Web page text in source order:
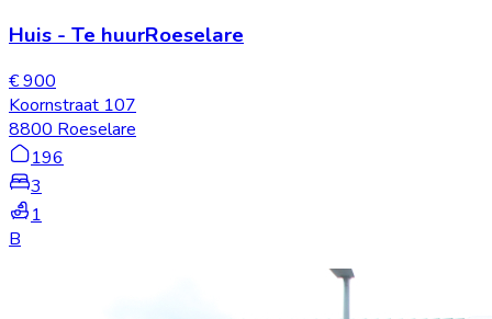
Huis - Te huurRoeselare
€ 900
Koornstraat 107
8800 Roeselare
196
3
1
B